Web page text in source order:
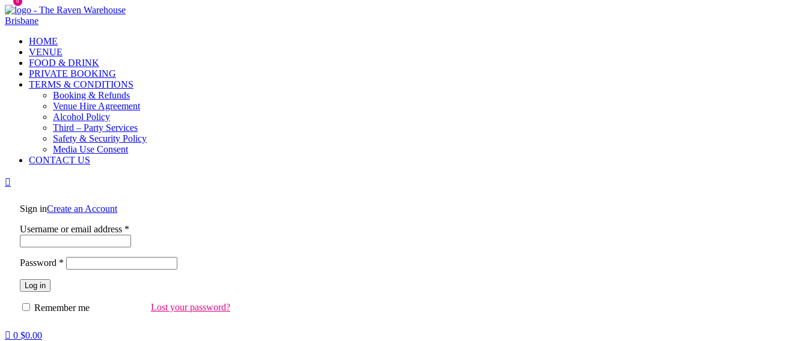
HOME
VENUE
FOOD & DRINK
PRIVATE BOOKING
TERMS & CONDITIONS
Booking & Refunds
Venue Hire Agreement
Alcohol Policy
Third – Party Services
Safety & Security Policy
Media Use Consent
CONTACT US
Sign inCreate an Account
Username or email address *
Password *
Log in
Lost your password?
Remember me
0 $0.00
0